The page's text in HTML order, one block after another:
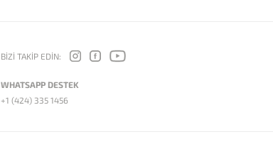
BİZİ TAKİP EDİN:
WHATSAPP DESTEK
+1 (424) 335 1456